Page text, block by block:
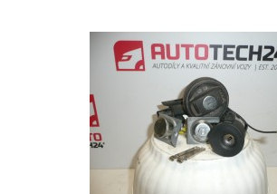
Procédure de Réclamation
Termes et conditions